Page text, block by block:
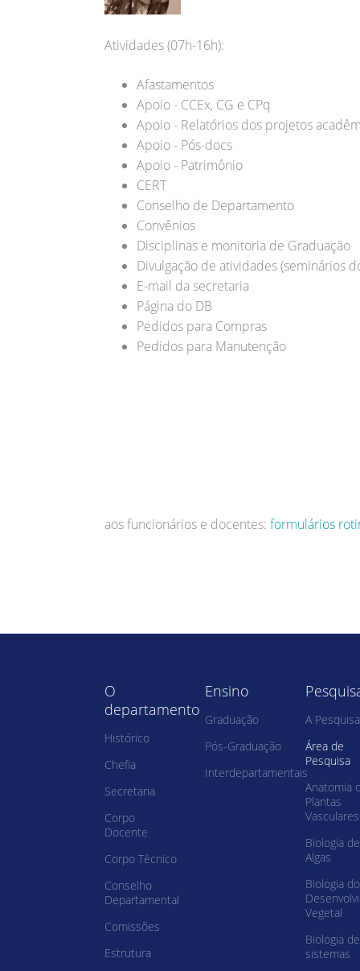
Atividades (07h-16h):
Afastamentos
Apoio - CCEx, CG e CPq
Apoio - Relatórios dos projetos
Apoio - Pós-docs
Apoio - Patrimônio
CERT
Conselho de Departamento
Convênios
Disciplinas e monitoria de Graduação
Divulgação de atividades (seminários
E-mail da secretaria
Página do DB
Pedidos para Compras
Pedidos para Manutenção
aos funcionários e docentes: formulários
O
departamento
Histórico
Chefia
Secretaria
Corpo
Docente
Corpo Técnico
Conselho
Departamental
Comissões
Estrutura
Ensino
Graduação
Pós-Graduação
Interdepartamentais
A Pesquisa
Área de
Pesquisa
Anatomia
Plantas
Vasculares
Biologia de
Algas
Biologia do
Vegetal
Biologia de
sistemas